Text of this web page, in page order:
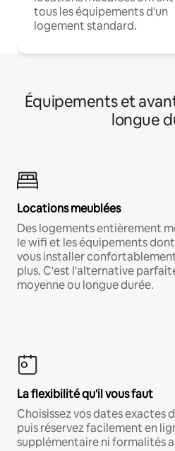
tous les équipements d'un
logement standard.
Équipements et
longue
Locations meublées
Des logements entièrement
le wifi et les équipements
vous installer
plus. C'est l'alternative
moyenne ou longue durée.
La flexibilité qu'il vous faut
Choisissez vos dates exactes
puis réservez facilement en
supplémentaire ni formalités